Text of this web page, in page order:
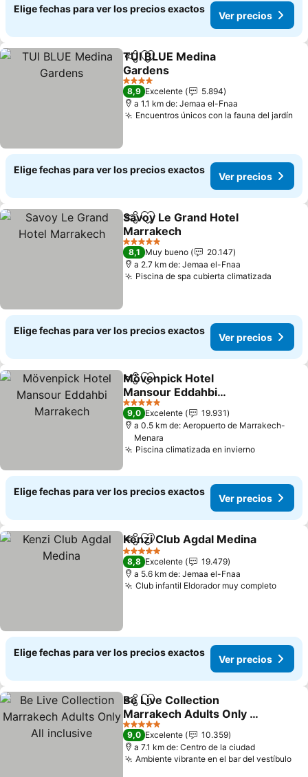
Elige fechas para ver los precios exactos
Ver precios
Compartir
Agregar a favoritos
TUI BLUE Medina
Gardens
4 Estrellas
8,9 Excelente
5.894
a 1.1 km de: Jemaa el-Fnaa
Encuentros únicos con la fauna del jardín
Elige fechas para ver los precios exactos
Ver precios
CompartirAgregar a favoritos
Savoy Le Grand Hotel
Marrakech
5 Estrellas
8,1 Muy bueno
20.147
a 2.7 km de: Jemaa el-Fnaa
Piscina de spa cubierta climatizada
Elige fechas para ver los precios exactos
Ver precios
CompartirAgregar a favoritos
Mövenpick Hotel
Mansour Eddahbi
Marrakech
5 Estrellas
9,0 Excelente
19.931
a 0.5 km de: Aeropuerto de Marrakech-
Menara
Piscina climatizada en invierno
Elige fechas para ver los precios exactos
Ver precios
CompartirAgregar a favoritos
Kenzi Club Agdal Medina
5 Estrellas
8,8 Excelente
19.479
a 5.6 km de: Jemaa el-Fnaa
Club infantil Eldorador muy completo
Elige fechas para ver los precios exactos
Ver precios
CompartirAgregar a favoritos
Be Live Collection
Marrakech Adults Only All
inclusive
5 Estrellas
9,0 Excelente
10.359
a 7.1 km de: Centro de la ciudad
Ambiente vibrante en el bar del vestíbulo